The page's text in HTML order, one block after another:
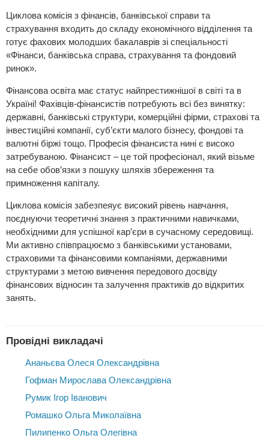
Циклова комісія з фінансів, банківської справи та
страхування входить до складу економічного відділення та
готує фахових молодших бакалаврів зі спеціальності
«Фінанси, банківська справа, страхування та фондовий
ринок».
Фінансова освіта має статус найпрестижнішої в світі та в
Україні! Фахівців-фінансистів потребують всі без винятку:
державні, банківські структури, комерційні фірми, страхові та
інвестиційні компанії, суб’єкти малого бізнесу, фондові та
валютні біржі тощо. Професія фінансиста нині є високо
затребуваною. Фінансист – це той професіонал, який візьме
на себе обов’язки з пошуку шляхів збереження та
примноження капіталу.
Циклова комісія забезпеяує високий рівень навчання,
поєднуючи теоретичні знання з практичними навичками,
необхідними для успішної кар’єри в сучасному середовищі.
Ми активно співпрацюємо з банківськими установами,
страховими та фінансовими компаніями, державними
структурами з метою вивчення передового досвіду
фінансових відносин та залучення практиків до відкритих
занять.
Провідні викладачі
Ананьєва Олеся Олександрівна
Гофман Мирослава Олександрівна
Румик Ігор Іванович
Ромашко Ольга Миколаївна
Пилипенко Ольга Олегівна